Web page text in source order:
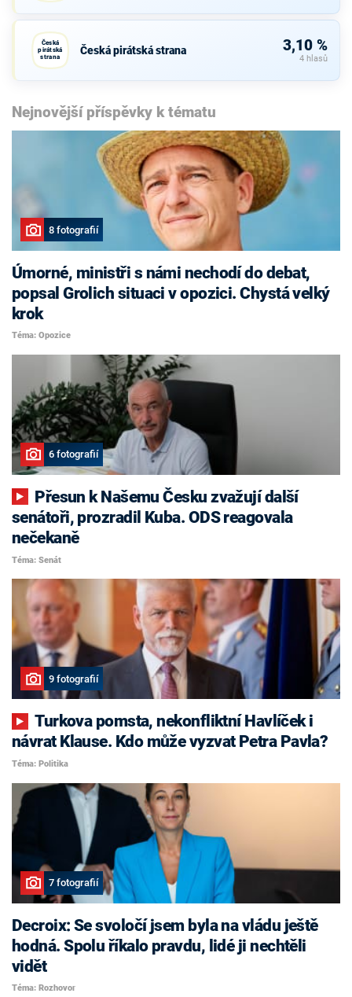
Česká
pirátská
strana
Česká pirátská strana 3,10 %
4 hlasů
Nejnovější příspěvky k tématu
8 fotografií
Úmorné, ministři s námi nechodí do debat,
popsal Grolich situaci v opozici. Chystá velký
krok
Téma: Opozice
6 fotografií
senátoři, prozradil Kuba. ODS reagovala
nečekaně
Téma: Senát
9 fotografií
Turkova pomsta, nekonfliktní Havlíček i
návrat Klause. Kdo může vyzvat Petra Pavla?
Téma: Politika
7 fotografií
Decroix: Se svoločí jsem byla na vládu ještě
hodná. Spolu říkalo pravdu, lidé ji nechtěli
vidět
Téma: Rozhovor